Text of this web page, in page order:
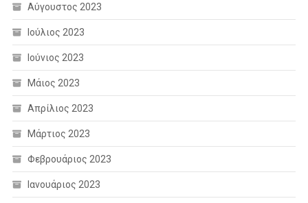
Αύγουστος 2023
Ιούλιος 2023
Ιούνιος 2023
Μάιος 2023
Απρίλιος 2023
Μάρτιος 2023
Φεβρουάριος 2023
Ιανουάριος 2023